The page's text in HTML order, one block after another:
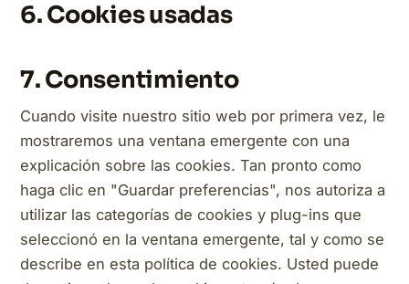
6. Cookies usadas
7. Consentimiento
Cuando visite nuestro sitio web por primera vez, le
mostraremos una ventana emergente con una
explicación sobre las cookies. Tan pronto como
haga clic en "Guardar preferencias", nos autoriza a
utilizar las categorías de cookies y plug-ins que
seleccionó en la ventana emergente, tal y como se
describe en esta política de cookies. Usted puede